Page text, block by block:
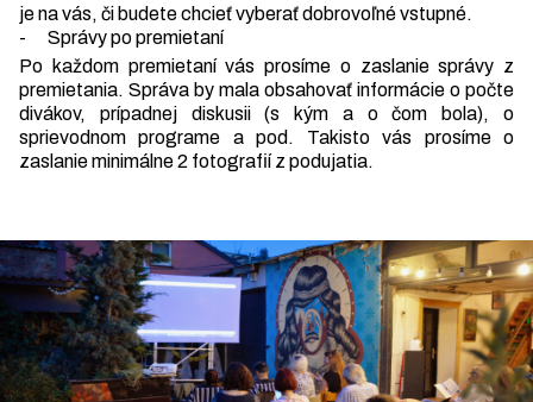
je na vás, či budete chcieť vyberať dobrovoľné vstupné.
- Správy po premietaní
Po každom premietaní vás prosíme o zaslanie správy z
premietania. Správa by mala obsahovať informácie o počte
divákov, prípadnej diskusii (s kým a o čom bola), o
sprievodnom programe a pod. Takisto vás prosíme o
zaslanie minimálne 2 fotografií z podujatia.